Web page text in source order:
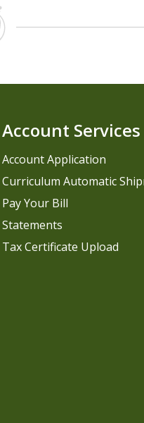
Account Services
Account Application
Curriculum Automatic
Pay Your Bill
Statements
Tax Certificate Upload